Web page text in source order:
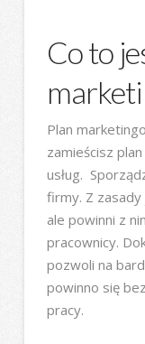
Co to
Plan
zamieścisz
usług.
firmy. Z
ale powinni z
pracownicy.
pozwoli na
powinno się
pracy.